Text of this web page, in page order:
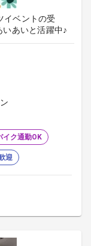
イベントの受
あいと活躍中♪
イク通勤OK
迎